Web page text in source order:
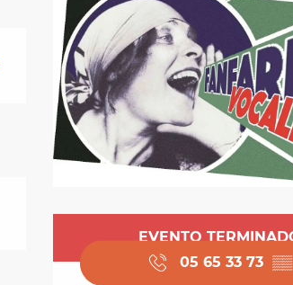
Horarios y
EVENTO
05 65 33 73 ▒▒